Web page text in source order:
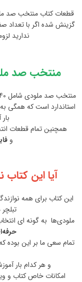
ندارید
منتخب صد
استاندارد است که همگی
همچنین تمام قطعات
و
آیا این
این کتاب برای همه
ملودی‌ها به گونه ای
تمام سعی ما بر این بوده
و هر کدام بار
امکانات خاص کتاب و